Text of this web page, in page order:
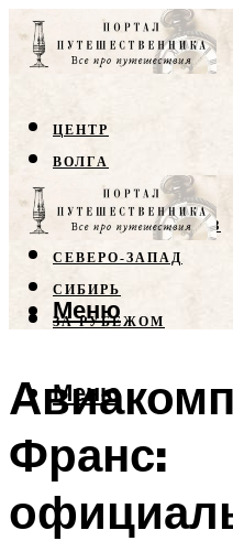
ЦЕНТР
ВОЛГА
КРЫМ
СЕВЕРНЫЙ КАВКАЗ
СЕВЕРО-ЗАПАД
СИБИРЬ
ЗА РУБЕЖОМ
Меню
Меню
Франс: